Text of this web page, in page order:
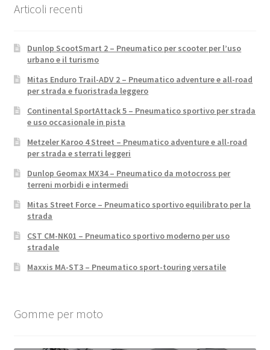
Articoli recenti
Dunlop ScootSmart 2 – Pneumatico per scooter per l’uso
urbano e il turismo
Mitas Enduro Trail-ADV 2 – Pneumatico adventure e all-road
per strada e fuoristrada leggero
Continental SportAttack 5 – Pneumatico sportivo per strada
e uso occasionale in pista
Metzeler Karoo 4 Street – Pneumatico adventure e all-road
per strada e sterrati leggeri
Dunlop Geomax MX34 – Pneumatico da motocross per
terreni morbidi e intermedi
Mitas Street Force – Pneumatico sportivo equilibrato per la
strada
CST CM-NK01 – Pneumatico sportivo moderno per uso
stradale
Maxxis MA-ST3 – Pneumatico sport-touring versatile
Gomme per moto